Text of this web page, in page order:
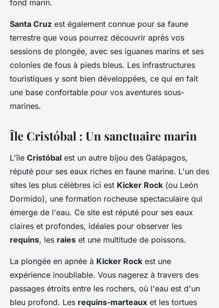
fond marin.
Santa Cruz est également connue pour sa faune
terrestre que vous pourrez découvrir après vos
sessions de plongée, avec ses iguanes marins et ses
colonies de fous à pieds bleus. Les infrastructures
touristiques y sont bien développées, ce qui en fait
une base confortable pour vos aventures sous-
marines.
Île Cristóbal : Un sanctuaire marin
L'île Cristóbal est un autre bijou des Galápagos,
réputé pour ses eaux riches en faune marine. L'un des
sites les plus célèbres ici est Kicker Rock (ou León
Dormido), une formation rocheuse spectaculaire qui
émerge de l'eau. Ce site est réputé pour ses eaux
claires et profondes, idéales pour observer les
requins, les raies et une multitude de poissons.
La plongée en apnée à Kicker Rock est une
expérience inoubliable. Vous nagerez à travers des
passages étroits entre les rochers, où l'eau est d'un
bleu profond. Les requins-marteaux et les tortues